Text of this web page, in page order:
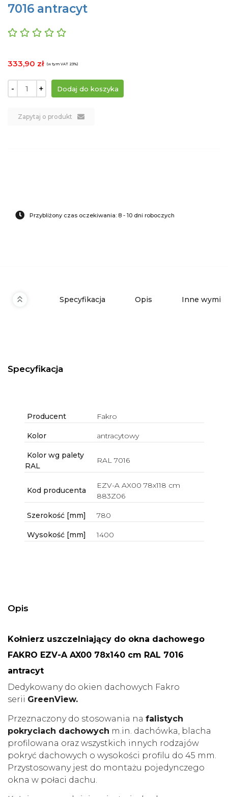
7016 antracyt
333,90 zł (w tym VAT 23%)
- +
Zapytaj o produkt
Przybliżony czas oczekiwania: 8 - 10 dni roboczych
Specyfikacja Opis Inne
Specyfikacja
Producent Fakro
Kolor antracytowy
Kolor wg palety
RAL
RAL 7016
Kod producenta
EZV-A AX00 78x118 cm
883Z06
Szerokość [mm] 780
Wysokość [mm] 1400
Opis
Kołnierz uszczelniający do okna dachowego
FAKRO EZV-A AX00 78x140 cm RAL 7016
antracyt
Dedykowany do okien dachowych Fakro
serii GreenView.
Przeznaczony do stosowania na falistych
pokryciach dachowych m.in. dachówka, blacha
profilowana oraz wszystkich innych rodzajów
pokryć dachowych o wysokości profilu do 45 mm.
Przystosowany jest do montażu pojedynczego
okna w połaci dachu.